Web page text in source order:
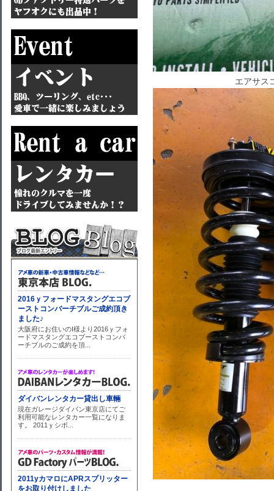
エアサス